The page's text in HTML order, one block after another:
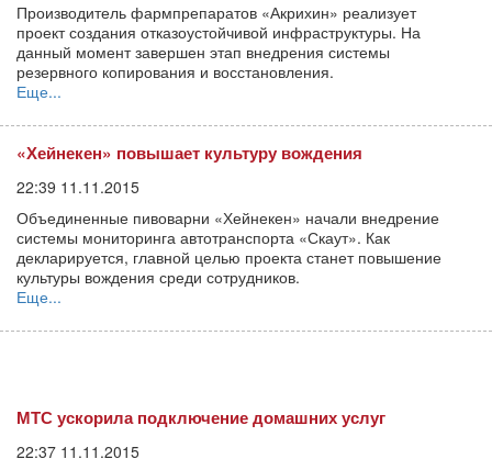
Производитель фармпрепаратов «Акрихин» реализует
проект создания отказоустойчивой инфраструктуры. На
данный момент завершен этап внедрения системы
резервного копирования и восстановления.
Еще...
«Хейнекен» повышает культуру вождения
22:39 11.11.2015
Объединенные пивоварни «Хейнекен» начали внедрение
системы мониторинга автотранспорта «Скаут». Как
декларируется, главной целью проекта станет повышение
культуры вождения среди сотрудников.
Еще...
МТС ускорила подключение домашних услуг
22:37 11.11.2015